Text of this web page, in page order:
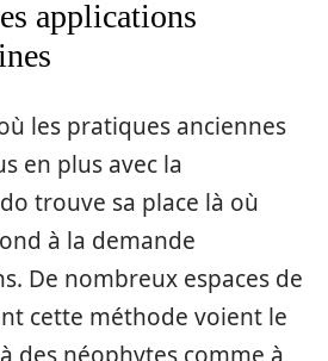
applications
les pratiques anciennes
en plus avec la
trouve sa place là où
à la demande
De nombreux espaces de
cette méthode voient le
des néophytes comme à